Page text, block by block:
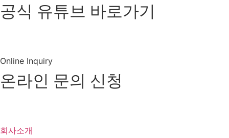
공식 유튜브 바로가기
Online Inquiry
온라인 문의 신청
회사소개